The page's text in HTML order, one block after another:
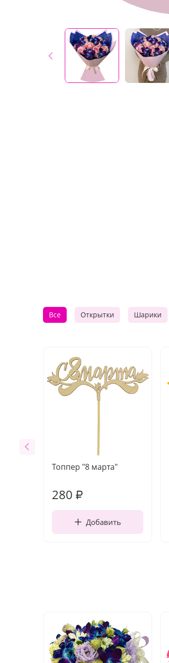
Все Открытки Шарики
Топпер "8 марта"
280 ₽
Добавить